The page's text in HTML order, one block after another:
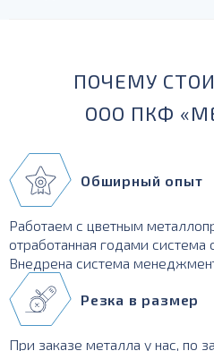
ПОЧЕМУ
ООО ПКФ
Обширный опыт
Работаем с цветным
отработанная годами
Внедрена система
Резка в размер
При заказе металла у нас, по